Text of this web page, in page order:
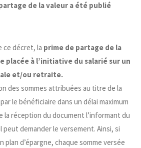
de la valeur a été publié
ce décret, la prime de partage de la
placée à l’initiative du salarié sur un
et/ou retraite.
des sommes attribuées au titre de la
le bénéficiaire dans un délai maximum
la réception du document l’informant du
demander le versement. Ainsi, si
d’épargne, chaque somme versée